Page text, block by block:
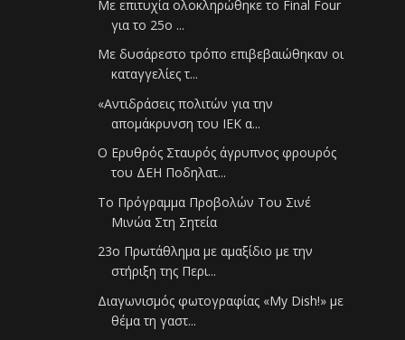
Με επιτυχία ολοκληρώθηκε το Final Four
για το 25o ...
Με δυσάρεστο τρόπο επιβεβαιώθηκαν οι
καταγγελίες τ...
«Αντιδράσεις πολιτών για την
απομάκρυνση του ΙΕΚ α...
Ο Ερυθρός Σταυρός άγρυπνος φρουρός
του ΔΕΗ Ποδηλατ...
Το Πρόγραμμα Προβολών Του Σινέ
Μινώα Στη Σητεία
23ο Πρωτάθλημα με αμαξίδιο με την
στήριξη της Περι...
Διαγωνισμός φωτογραφίας «My Dish!» με
θέμα τη γαστ...